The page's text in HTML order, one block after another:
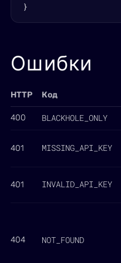
}
Ошибки
HTTP Код
400 BLACKHOLE_ONLY
401 MISSING_API_KEY
401 INVALID_API_KEY
404 NOT_FOUND